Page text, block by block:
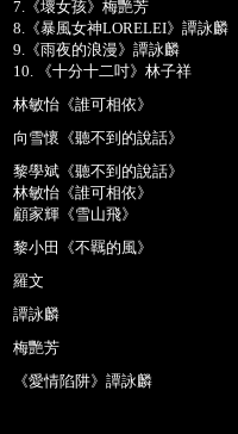
7.《壞女孩》梅艷芳
8.《暴風女神LORELEI》譚詠麟
9.《雨夜的浪漫》譚詠麟
10. 《十分十二吋》林子祥
林敏怡《誰可相依》
向雪懷《聽不到的說話》
黎學斌《聽不到的說話》
林敏怡《誰可相依》
顧家輝《雪山飛》
黎小田《不羈的風》
羅文
譚詠麟
梅艷芳
《愛情陷阱》譚詠麟